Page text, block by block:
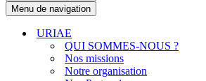
Menu de navigation
URIAE
QUI SOMMES-NOUS ?
Nos missions
Notre organisation